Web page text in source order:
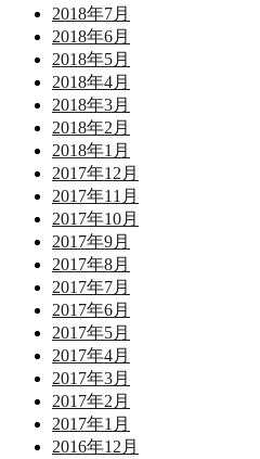
2018年7月
2018年6月
2018年5月
2018年4月
2018年3月
2018年2月
2018年1月
2017年12月
2017年11月
2017年10月
2017年9月
2017年8月
2017年7月
2017年6月
2017年5月
2017年4月
2017年3月
2017年2月
2017年1月
2016年12月